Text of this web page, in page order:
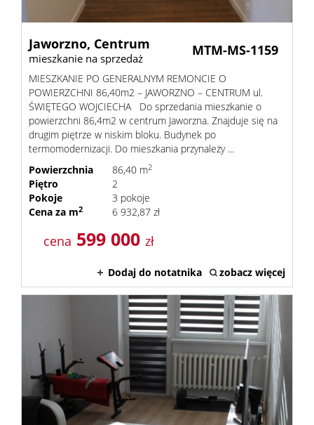
Jaworzno, Centrum
mieszkanie na sprzedaż MTM-MS-1159
MIESZKANIE PO GENERALNYM REMONCIE O
POWIERZCHNI 86,40m2 – JAWORZNO – CENTRUM ul.
ŚWIĘTEGO WOJCIECHA Do sprzedania mieszkanie o
powierzchni 86,4m2 w centrum Jaworzna. Znajduje się na
drugim piętrze w niskim bloku. Budynek po
termomodernizacji. Do mieszkania przynależy ...
Powierzchnia
86,40 m2
Piętro
2
Pokoje
3 pokoje
Cena za m2 6 932,87 zł
cena 599 000 zł
Dodaj do notatnika zobacz więcej